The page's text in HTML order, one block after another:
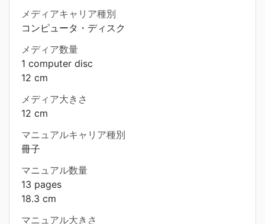
メディアキャリア種別
コンピュータ・ディスク
メディア数量
1 computer disc
12 cm
メディア大きさ
12 cm
マニュアルキャリア種別
冊子
マニュアル数量
13 pages
18.3 cm
マニュアル大きさ